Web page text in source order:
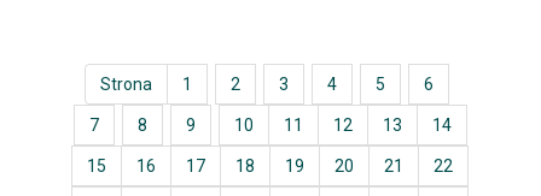
Strona 1 2 3 4 5 6
7 8 9 10 11 12 13 14
15 16 17 18 19 20 21 22